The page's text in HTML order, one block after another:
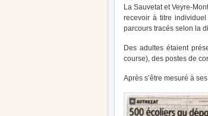
La Sauvetat et Veyre-
recevoir à titre
parcours tracés selon la
Des adultes étaient
course), des postes de
Après s’être mesuré à